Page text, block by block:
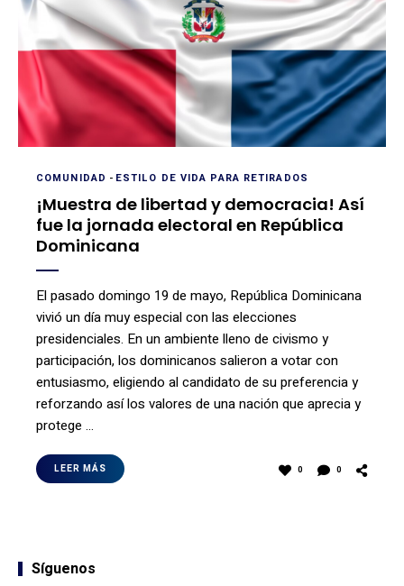
COMUNIDAD - ESTILO DE VIDA PARA RETIRADOS
¡Muestra de libertad y democracia! Así
fue la jornada electoral en República
Dominicana
El pasado domingo 19 de mayo, República Dominicana
vivió un día muy especial con las elecciones
presidenciales. En un ambiente lleno de civismo y
participación, los dominicanos salieron a votar con
entusiasmo, eligiendo al candidato de su preferencia y
reforzando así los valores de una nación que aprecia y
protege …
LEER MÁS 0 0
Síguenos